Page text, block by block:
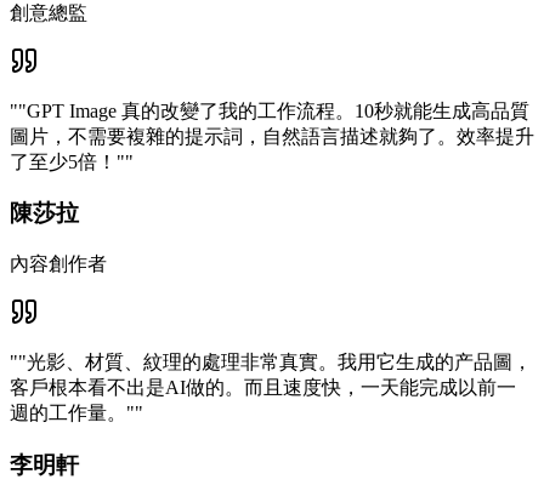
創意總監
""GPT Image 真的改變了我的工作流程。10秒就能生成高品質
圖片，不需要複雜的提示詞，自然語言描述就夠了。效率提升
了至少5倍！""
陳莎拉
內容創作者
""光影、材質、紋理的處理非常真實。我用它生成的产品圖，
客戶根本看不出是AI做的。而且速度快，一天能完成以前一
週的工作量。""
李明軒